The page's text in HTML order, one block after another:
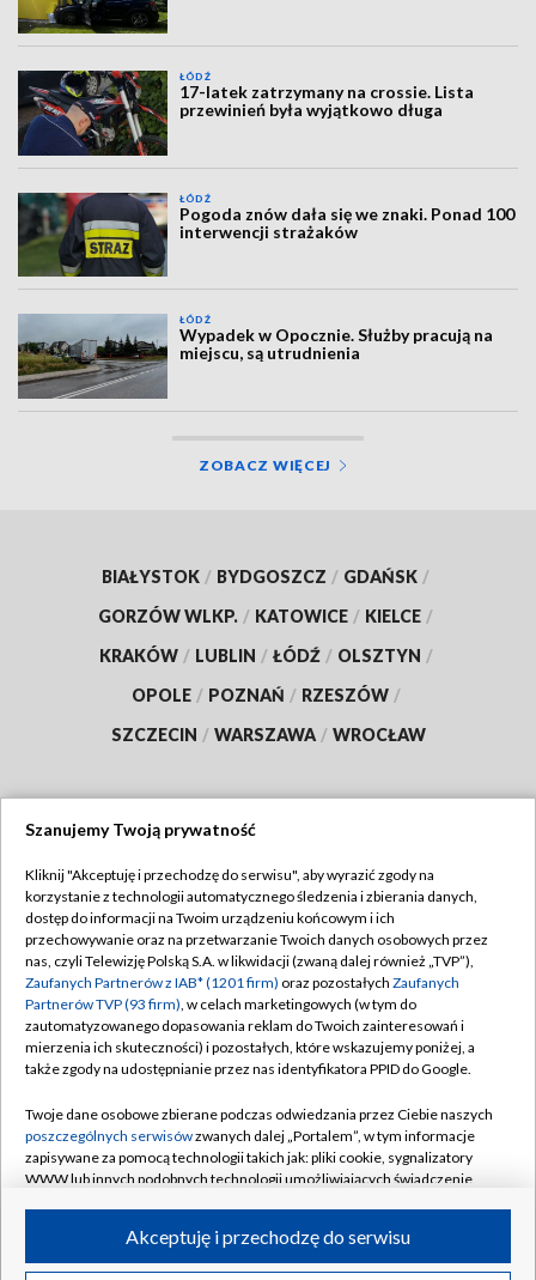
ŁÓDŹ
17-latek zatrzymany na crossie. Lista
przewinień była wyjątkowo długa
ŁÓDŹ
Pogoda znów dała się we znaki. Ponad 100
interwencji strażaków
ŁÓDŹ
Wypadek w Opocznie. Służby pracują na
miejscu, są utrudnienia
ZOBACZ WIĘCEJ
BIAŁYSTOK / BYDGOSZCZ / GDAŃSK /
GORZÓW WLKP. / KATOWICE / KIELCE /
KRAKÓW / LUBLIN / ŁÓDŹ / OLSZTYN /
OPOLE / POZNAŃ / RZESZÓW /
SZCZECIN / WARSZAWA / WROCŁAW
TVP
Abonament TVP
Emisja w TVP
Centrum informacji TVP
Naziemna Telewizja Cyfrowa
Rada Programowa
System NOS
Informacje o nadawcy
Program dla prasy
Regulamin TVP
Polityka prywatności
Moje zgody
Pomoc
Kontakt
Kanały
©2026 Telewizja Polska S.A. w likwidacji
Szanujemy Twoją prywatność
Kliknij "Akceptuję i przechodzę do serwisu", aby wyrazić zgody na
korzystanie z technologii automatycznego śledzenia i zbierania danych,
dostęp do informacji na Twoim urządzeniu końcowym i ich
przechowywanie oraz na przetwarzanie Twoich danych osobowych przez
nas, czyli Telewizję Polską S.A. w likwidacji (zwaną dalej również „TVP”),
Zaufanych Partnerów z IAB* (1201 firm) oraz pozostałych Zaufanych
Partnerów TVP (93 firm), w celach marketingowych (w tym do
zautomatyzowanego dopasowania reklam do Twoich zainteresowań i
mierzenia ich skuteczności) i pozostałych, które wskazujemy poniżej, a
także zgody na udostępnianie przez nas identyfikatora PPID do Google.
Twoje dane osobowe zbierane podczas odwiedzania przez Ciebie naszych
poszczególnych serwisówzwanych dalej „Portalem”, w tym informacje
zapisywane za pomocą technologii takich jak: pliki cookie, sygnalizatory
WWW lub innych podobnych technologii umożliwiających świadczenie
ruchu w Internecie.Akceptuję i przechodzę do serwisu